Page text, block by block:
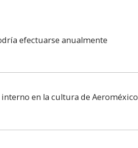
efectuarse anualmente
en la cultura de Aeroméxico